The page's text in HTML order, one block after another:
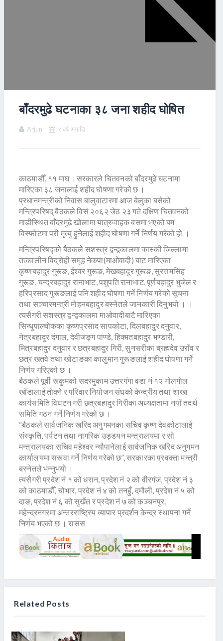
बाँदरमुढे घटनाका ३८ जना शहीद घोषित
Arjun ९ वर्ष अगाडि
काठमाडौँ, ११ माघ ।सरकारले चितवनको बाँदरमुढे घटनामा
मारिएका ३८ जनालाई शहीद घोषणा गरेको छ ।
प्रधानमन्त्रीको निवास बालुवाटारमा आज बेलुका बसेको
मन्त्रिपरिषद् बैठकले विसं २०६२ जेठ २३ गते दक्षिण चितवनको
माडीस्थित बाँदरमुढे खोलामा यात्रुवाहक बसमा भएको बम
विस्फोटमा परी मृत्यु हुनेलाई शहीद घोषणा गर्ने निर्णय गरेको हो ।
मन्त्रिपरिषद्को बैठकले सशस्त्र द्वन्द्वकालमा कास्की जिल्लामा
तत्कालीन विद्रोही समूह नेकपा(माओवादी) बाट मारिएका
कृष्णबहादुर गुरूङ, ईश्वर गुरूङ, मेखबहादुर गुरूङ, सुरत्तमसिंह
गुरूङ, चन्द्रबहादुर रानाभाट, पशुपति रानाभाट, पूर्णबहादुर भुजेल र
हरिप्रसाद गुरूङलाई पनि शहीद घोषणा गर्ने निर्णय गरेको सूचना
तथा सञ्चारमन्त्री मोहनबहादुर बस्नेतले जानकारी दिनुभयो । ।
त्यसैगरी सशस्त्र द्वन्द्वकालमा माओवादीबाटै मारिएका
सिन्धुपाल्चोकका कृष्णप्रसाद सापकोटा, दिलबहादुर दनुवार,
नेत्रबहादुर दंगाल, देवीजङ्ग पाण्डे, हिक्मतबहादुर भण्डारी,
मित्रबहादुर दनुवार र छत्रबहादुर गिरी, सुनसरीका ब्रह्मदेव उराँव र
छत्र खतवे तथा खोटाङका कालुमान गुरूङलाई शहीद घोषणा गर्ने
निर्णय गरिएको छ ।
बैठकले पूर्वी रूकुमको सदरमुकाम उत्तरगंगा वडा नं १२ गोलगोल
खाँडालाई तोक्ने र परिवार नियोजन संघको केन्द्रीय तथा शाखा
कार्यसमिति विघटन गरी छत्रबहादुर गिरीका अध्यक्षतामा नयाँ तदर्थ
समिति गठन गर्ने निर्णय गरेको छ ।
“बैठकले सार्वजनिक खरिद अनुगमनका सचिव कृष्ण देवकोटालाई
संस्कृति, पर्यटन तथा नागरिक उड्डयन मन्त्रालयमा र सो
मन्त्रालयका सचिव महेश्वर न्यौपानेलाई सार्वजनिक खरिद अनुगमन
कार्यालयमा सरूवा गर्ने निर्णय गरेको छ”, सरकारका प्रवक्ता मन्त्री
बस्नेतले भन्नुभयो ।
त्यसैगरी प्रदेश नं १ को धरान, प्रदेश नं २ को वीरगंज, प्रदेश नं ३
को काठमाडौँ, चोभार, प्रदेश नं ४ को तनहुँ, दमौली, प्रदेश नं ५ को
दाङ, प्रदेश नं ६ को सुर्खेत र प्रदेश नं ७ को कञ्चनपुर,
महेन्द्रनगरमा अन्तरराष्ट्रिय व्यापार प्रदर्शन केन्द्र स्थापना गर्ने
निर्णय भएको छ । रासस
Related Posts